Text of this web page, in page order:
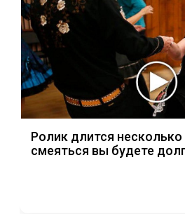
Ролик длится несколько
смеяться вы будете